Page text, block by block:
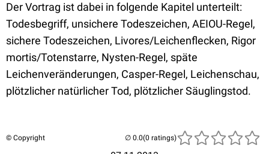
Der Vortrag ist dabei in folgende Kapitel unterteilt:
Todesbegriff, unsichere Todeszeichen, AEIOU-Regel,
sichere Todeszeichen, Livores/Leichenflecken, Rigor
mortis/Totenstarre, Nysten-Regel, späte
Leichenveränderungen, Casper-Regel, Leichenschau,
plötzlicher natürlicher Tod, plötzlicher Säuglingstod.
© Copyright (0 ratings)